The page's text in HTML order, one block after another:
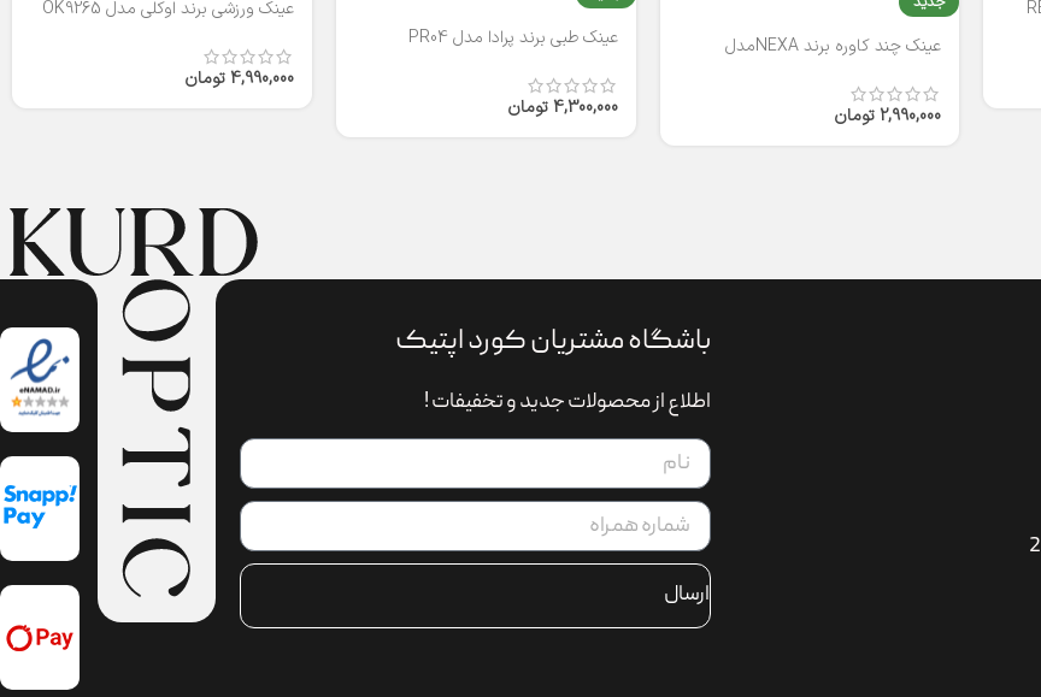
عینک چند کاوره برند NEXAمدل
2,990,000 تومان
عینک طبی برند پرادا مدل PR04
4,300,000 تومان
عینک ورزشی برند اوکلی مدل OK9265
4,990,000 تومان
باشگاه مشتریان کورد اپتیک
اطلاع از محصولات جدید و تخفیفات !
ارسال